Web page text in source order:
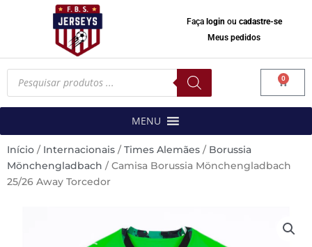
Faça loginou cadastre-se
Meus pedidos
Pesquisar
produtos 0
MENU
Início / Internacionais /Times Alemães / Borussia
Mönchengladbach / Camisa Borussia Mönchengladbach
25/26 Away Torcedor